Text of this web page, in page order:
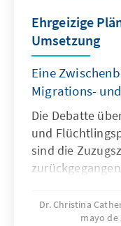
Ehrgeizige
Umsetzung
Eine
Migrations-
Die Debatte
und
sind die
überwunden.
drei Jahre
Dr. Christina
mayo de